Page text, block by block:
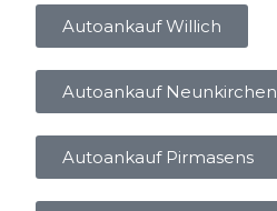
Autoankauf Willich
Autoankauf Neunkirchen
Autoankauf Pirmasens